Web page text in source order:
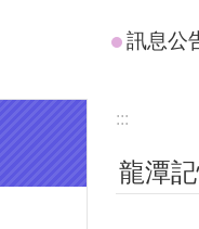
訊息公
:::
龍潭